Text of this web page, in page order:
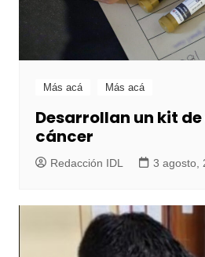
Más acá Más acá
Desarrollan un kit
cáncer
Redacción IDL 3 agosto,